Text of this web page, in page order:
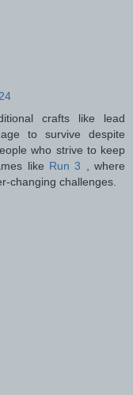
crafts like lead
to survive despite
who strive to keep
like Run 3 , where
changing challenges.